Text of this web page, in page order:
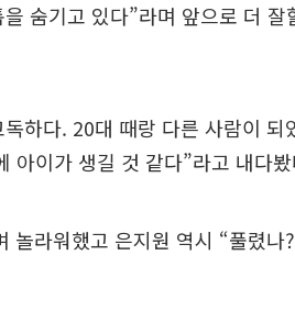
숨기고 있다”라며 앞으로 더 잘
하다. 20대 때랑 다른 사람이 되
아이가 생길 것 같다”라고 내다
놀라워했고 은지원 역시 “풀렸나